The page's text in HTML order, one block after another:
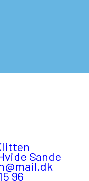
Sande
96